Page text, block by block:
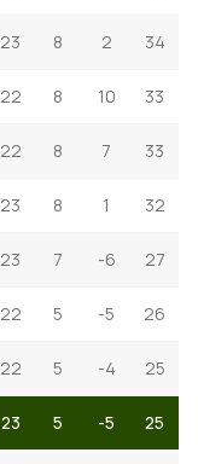
23 8 2 34
22 8 10 33
22 8 7 33
23 8 1 32
23 7 -6 27
22 5 -5 26
22 5 -4 25
23 5 -5 25